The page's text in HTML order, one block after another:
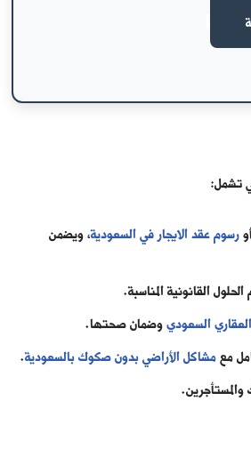
تشمل:
رسوم عقد الايجار في السعودية، ويضمن
القانونية المناسبة.
السعوديوضمان صحتها.
معمشاكل الأراضي بدون صكوك بالسعودية.
والمستأجرين.